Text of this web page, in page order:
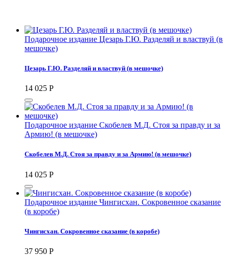
Подарочное издание Цезарь Г.Ю. Разделяй и властвуй (в
мешочке)
Цезарь Г.Ю. Разделяй и властвуй (в мешочке)
14 025 Р
Подарочное издание Скобелев М.Д. Стоя за правду и за
Армию! (в мешочке)
Скобелев М.Д. Стоя за правду и за Армию! (в мешочке)
14 025 Р
Подарочное издание Чингисхан. Сокровенное сказание
(в коробе)
Чингисхан. Сокровенное сказание (в коробе)
37 950 Р